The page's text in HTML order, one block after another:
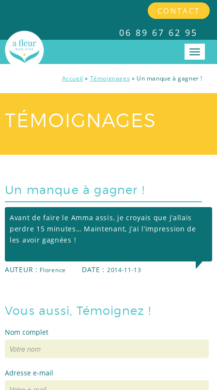
CONTACT
06 89 67 62 95
PRESTATIONS
INTERVENTIONS EN ENTREPRISES
A PROPOS
RÉFÉRENCES
TÉMOIGNAGES
ACTUS
Accueil » Témoignages » Un manque à gagner !
TÉMOIGNAGES
Un manque à gagner !
Avant de faire le Amma assis, je croyais que j’allais
perdre 15 minutes… Maintenant, j’ai l’impression de
les avoir gagnées !
AUTEUR : Florence DATE : 2014-11-13
Vous aussi, Témoignez !
Nom complet
Adresse e-mail